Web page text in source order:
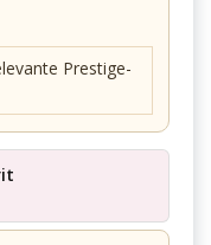
Prestige-